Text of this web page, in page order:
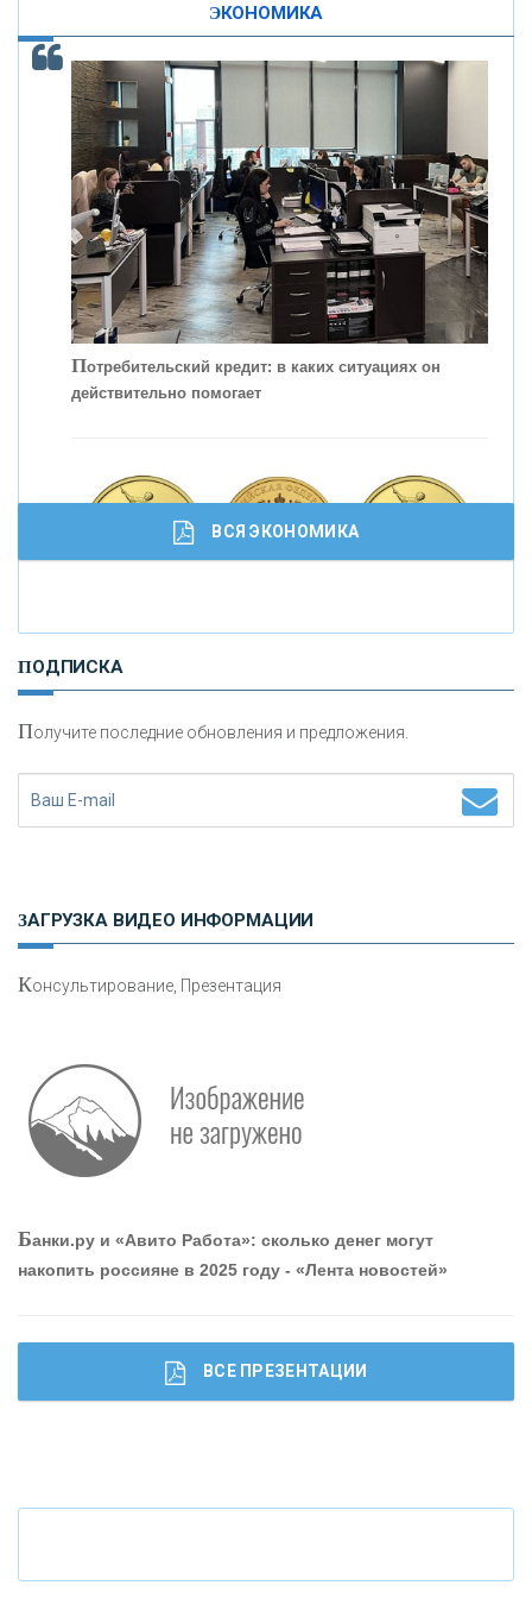
Скорость - один из главных трендов в
кредитовании бизнеса - «Интервью»
Работа мечты. Что банки делают для того, чтобы
привлечь и удержать персонал - «Интервью»
ЭКОНОМИКА
Потребительский кредит: в каких ситуациях он
действительно помогает
И
сохранения и увеличения капитала
Что будет с наличными деньгами при цифровом
ВСЯ ЭКОНОМИКА
ПОДПИСКА
Получите последние обновления и предложения.
ЗАГРУЗКА ВИДЕО ИНФОРМАЦИИ
Консультирование, Презентация
Банки.ру и «Авито Работа»: сколько денег могут
накопить россияне в 2025 году - «Лента новостей»
ВСЕ ПРЕЗЕНТАЦИИ